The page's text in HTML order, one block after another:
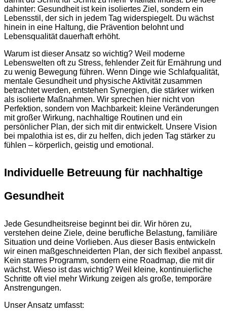
dahinter: Gesundheit ist kein isoliertes Ziel, sondern ein
Lebensstil, der sich in jedem Tag widerspiegelt. Du wächst
hinein in eine Haltung, die Prävention belohnt und
Lebensqualität dauerhaft erhöht.
Warum ist dieser Ansatz so wichtig? Weil moderne
Lebenswelten oft zu Stress, fehlender Zeit für Ernährung und
zu wenig Bewegung führen. Wenn Dinge wie Schlafqualität,
mentale Gesundheit und physische Aktivität zusammen
betrachtet werden, entstehen Synergien, die stärker wirken
als isolierte Maßnahmen. Wir sprechen hier nicht von
Perfektion, sondern von Machbarkeit: kleine Veränderungen
mit großer Wirkung, nachhaltige Routinen und ein
persönlicher Plan, der sich mit dir entwickelt. Unsere Vision
bei mpalothia ist es, dir zu helfen, dich jeden Tag stärker zu
fühlen – körperlich, geistig und emotional.
Individuelle Betreuung für nachhaltige
Gesundheit
Jede Gesundheitsreise beginnt bei dir. Wir hören zu,
verstehen deine Ziele, deine berufliche Belastung, familiäre
Situation und deine Vorlieben. Aus dieser Basis entwickeln
wir einen maßgeschneiderten Plan, der sich flexibel anpasst.
Kein starres Programm, sondern eine Roadmap, die mit dir
wächst. Wieso ist das wichtig? Weil kleine, kontinuierliche
Schritte oft viel mehr Wirkung zeigen als große, temporäre
Anstrengungen.
Unser Ansatz umfasst: